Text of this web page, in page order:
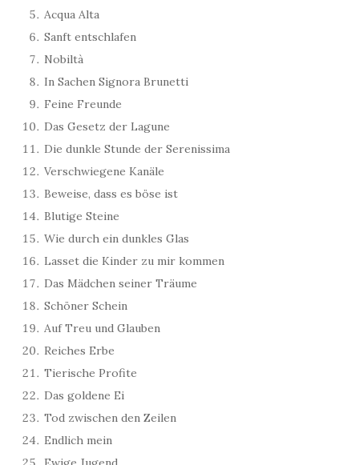
Acqua Alta
Sanft entschlafen
Nobiltà
In Sachen Signora Brunetti
Feine Freunde
Das Gesetz der Lagune
Die dunkle Stunde der Serenissima
Verschwiegene Kanäle
Beweise, dass es böse ist
Blutige Steine
Wie durch ein dunkles Glas
Lasset die Kinder zu mir kommen
Das Mädchen seiner Träume
Schöner Schein
Auf Treu und Glauben
Reiches Erbe
Tierische Profite
Das goldene Ei
Tod zwischen den Zeilen
Endlich mein